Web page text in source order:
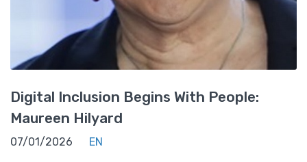
Digital Inclusion Begins With People:
Maureen Hilyard
07/01/2026 EN